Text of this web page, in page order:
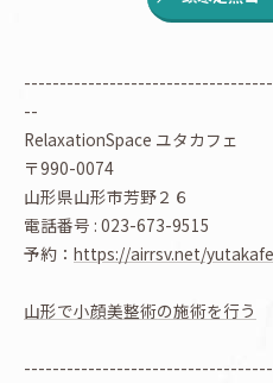
--
RelaxationSpace ユタカフェ
〒990-0074
山形県山形市芳野２６
電話番号 : 023-673-9515
予約： https://airrsv.net/
山形で小顔美整術の施術を行う